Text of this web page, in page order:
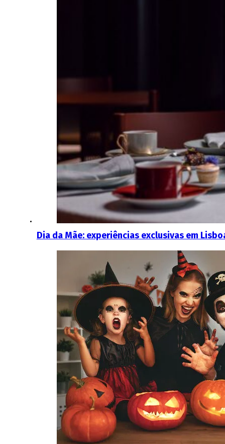
Dia da Mãe: experiências exclusivas em